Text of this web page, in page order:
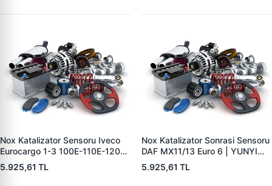
Nox Katalizator Sensoru Iveco
Eurocargo 1-3 100E-110E-120E-
140E-150E-160E-180E 00>15
Stralis 440 03> Trakker 380-
5.925,61 TL
Nox Katalizator Sonrasi Sensoru
DAF MX11/13 Euro 6 | YUNYI
NOX0607 | OEM 5WK96605C
7422827993 20873395
5.925,61 TL